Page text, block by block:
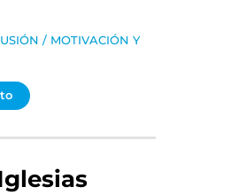
/ MOTIVACIÓN Y